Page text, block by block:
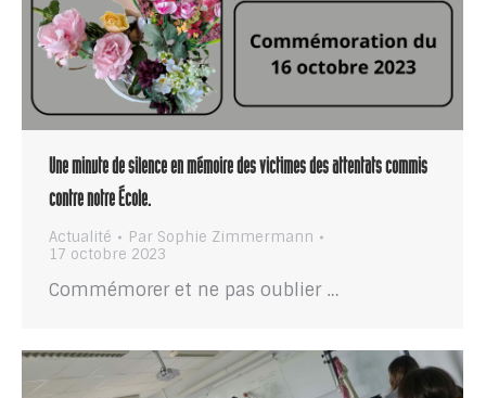
Une minute de silence en mémoire des victimes des attentats commis
contre notre École.
Actualité Par Sophie Zimmermann
17 octobre 2023
Commémorer et ne pas oublier …